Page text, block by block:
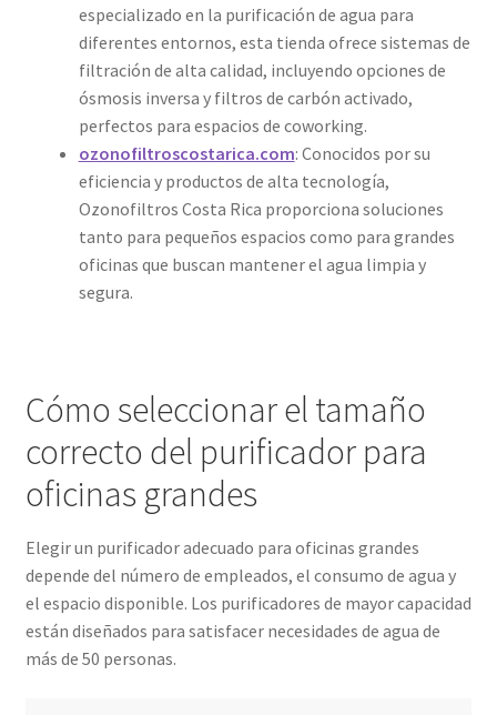
especializado en la purificación de agua para
diferentes entornos, esta tienda ofrece sistemas de
filtración de alta calidad, incluyendo opciones de
ósmosis inversa y filtros de carbón activado,
perfectos para espacios de coworking.
ozonofiltroscostarica.com: Conocidos por su
eficiencia y productos de alta tecnología,
Ozonofiltros Costa Rica proporciona soluciones
tanto para pequeños espacios como para grandes
oficinas que buscan mantener el agua limpia y
segura.
Cómo seleccionar el tamaño
correcto del purificador para
oficinas grandes
Elegir un purificador adecuado para oficinas grandes
depende del número de empleados, el consumo de agua y
el espacio disponible. Los purificadores de mayor capacidad
están diseñados para satisfacer necesidades de agua de
más de 50 personas.